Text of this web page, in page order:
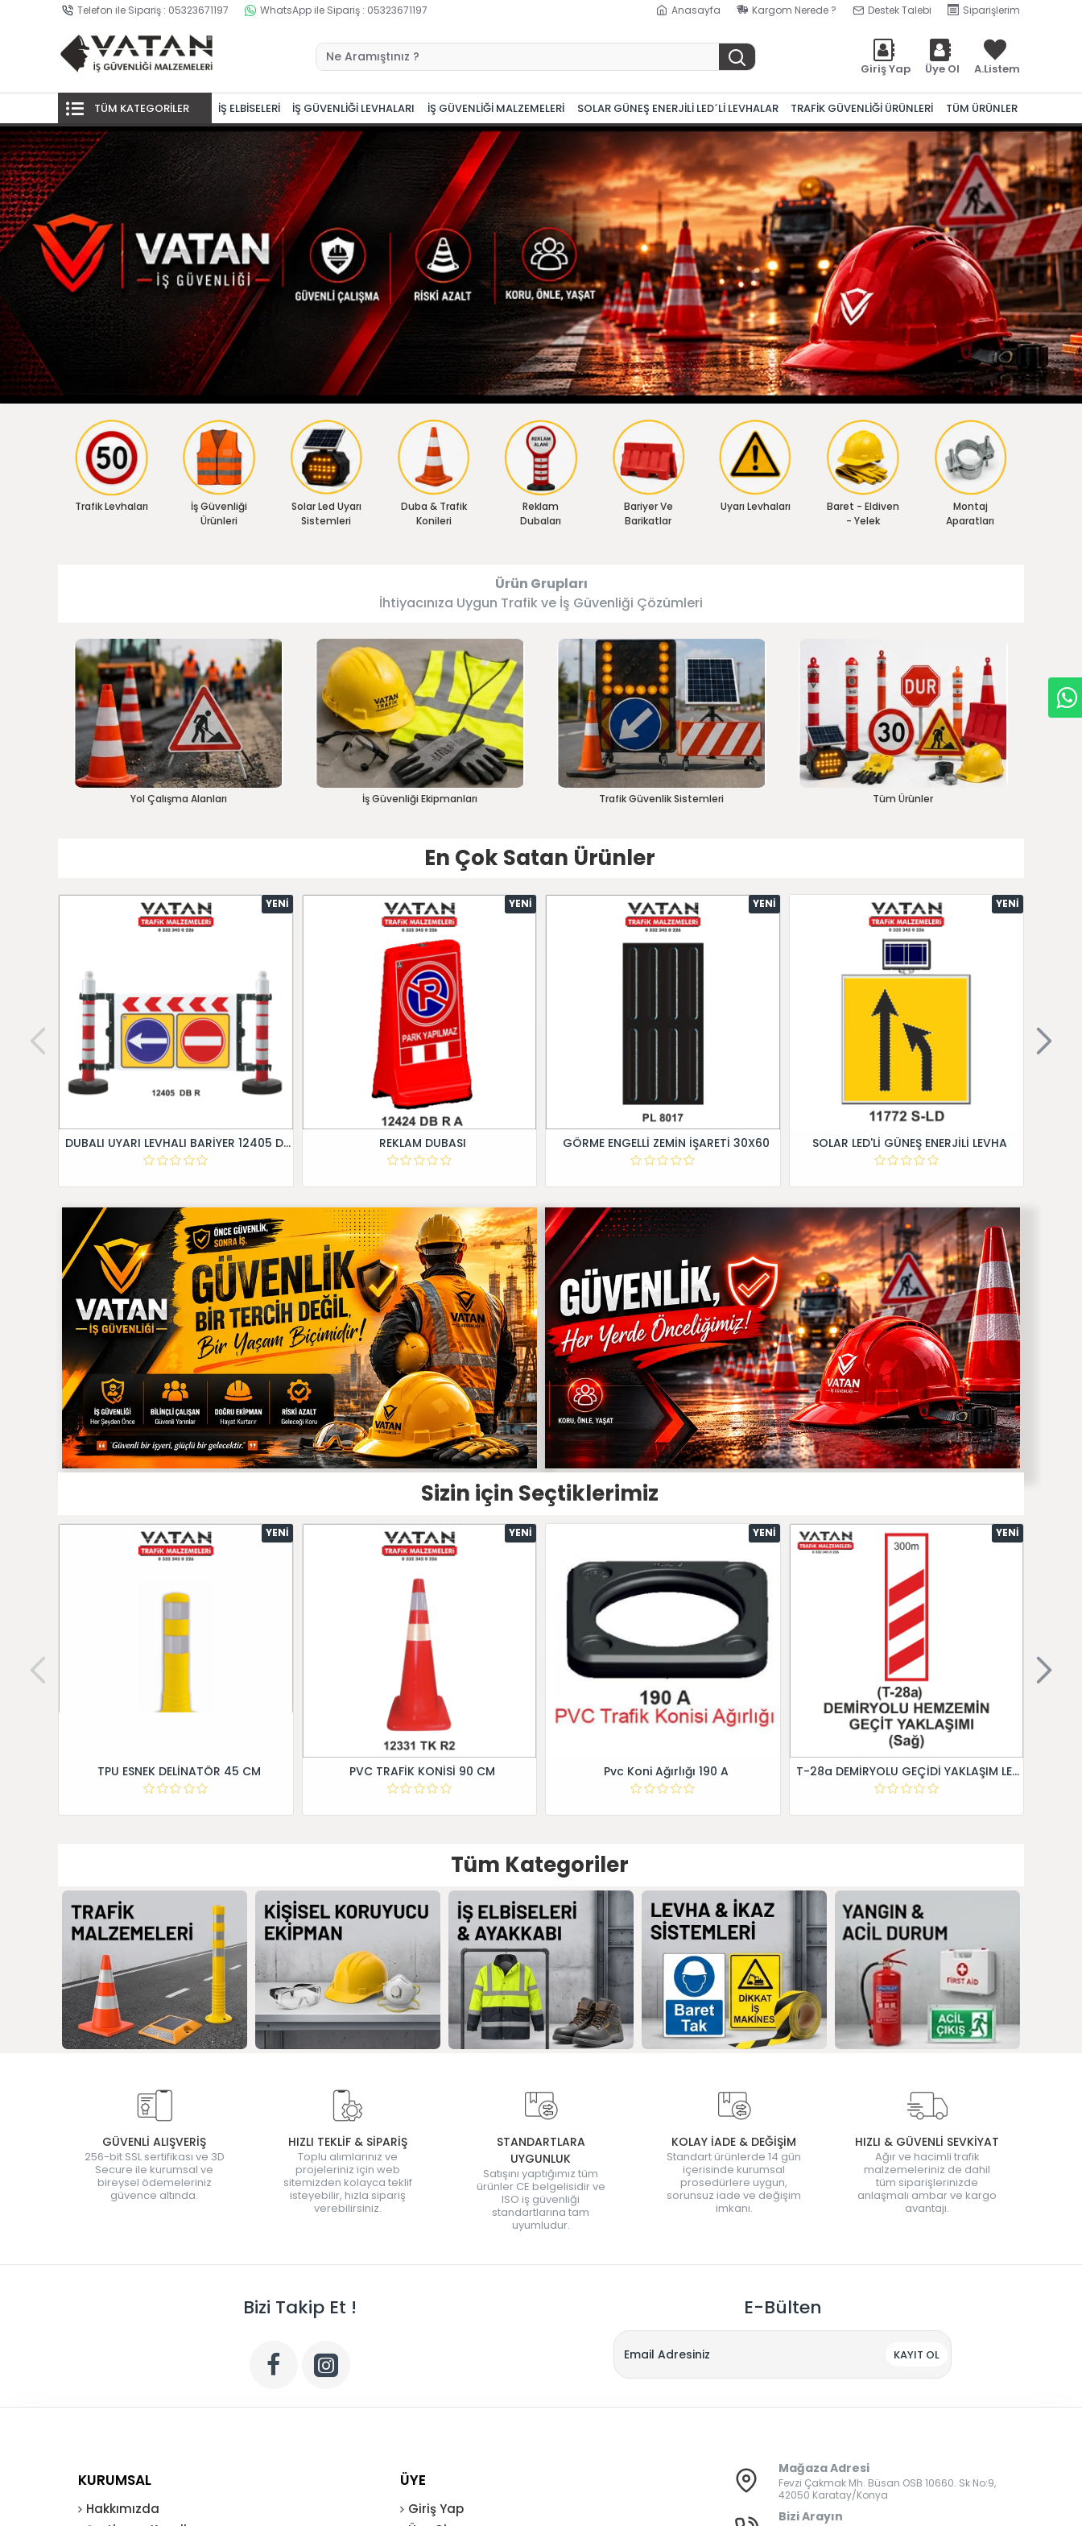
Telefon ile Sipariş : 05323671197 WhatsApp ile Sipariş : 05323671197 Anasayfa Kargom Nerede ? Destek Talebi Siparişlerim
Giriş Yap Üye Ol A.Listem
TÜM KATEGORİLER İŞ ELBİSELERİ İŞ GÜVENLİĞİ LEVHALARI İŞ GÜVENLİĞİ MALZEMELERİ SOLAR GÜNEŞ ENERJİLİ LED´Lİ LEVHALAR TRAFİK GÜVENLİĞİ ÜRÜNLERİ TÜM ÜRÜNLER
Trafik Levhaları
İş Güvenliği
Ürünleri
Solar Led Uyarı
Sistemleri
Duba & Trafik
Konileri
Reklam
Dubaları
Bariyer Ve
Barikatlar
Uyarı Levhaları
Baret - Eldiven
- Yelek
Montaj
Aparatları
Ürün Grupları
İhtiyacınıza Uygun Trafik ve İş Güvenliği Çözümleri
Yol Çalışma Alanları İş Güvenliği Ekipmanları Trafik Güvenlik Sistemleri Tüm Ürünler
En Çok Satan Ürünler
YENI
DUBALI UYARI LEVHALI BARİYER 12405 DB R
YENI
REKLAM DUBASI
YENI
GÖRME ENGELLİ ZEMİN İŞARETİ 30X60
YENI
SOLAR LED'Lİ GÜNEŞ ENERJİLİ LEVHA
Sizin için Seçtiklerimiz
YENI
TPU ESNEK DELİNATÖR 45 CM
YENI
PVC TRAFİK KONİSİ 90 CM
YENI
Pvc Koni Ağırlığı 190 A
YENI
T-28a DEMİRYOLU GEÇİDİ YAKLAŞIM LEVHALARI (Sağ)
Tüm Kategoriler
GÜVENLİ ALIŞVERİŞ
256-bit SSL sertifikası ve 3D
Secure ile kurumsal ve
bireysel ödemeleriniz
güvence altında.
HIZLI TEKLİF & SİPARİŞ
Toplu alımlarınız ve
projeleriniz için web
sitemizden kolayca teklif
isteyebilir, hızla sipariş
verebilirsiniz.
STANDARTLARA
UYGUNLUK
Satışını yaptığımız tüm
ürünler CE belgelisidir ve
ISO iş güvenliği
standartlarına tam
uyumludur.
KOLAY İADE & DEĞİŞİM
Standart ürünlerde 14 gün
içerisinde kurumsal
prosedürlere uygun,
sorunsuz iade ve değişim
imkanı.
HIZLI & GÜVENLİ SEVKİYAT
Ağır ve hacimli trafik
malzemeleriniz de dahil
tüm siparişlerinizde
anlaşmalı ambar ve kargo
avantajı.
Bizi Takip Et ! E-Bülten
KAYIT OL
KURUMSAL
Hakkımızda
ÜYE
Giriş Yap
Mağaza Adresi
Fevzi Çakmak Mh. Büsan OSB 10660. Sk No:9,
42050 Karatay/Konya
Bizi Arayın